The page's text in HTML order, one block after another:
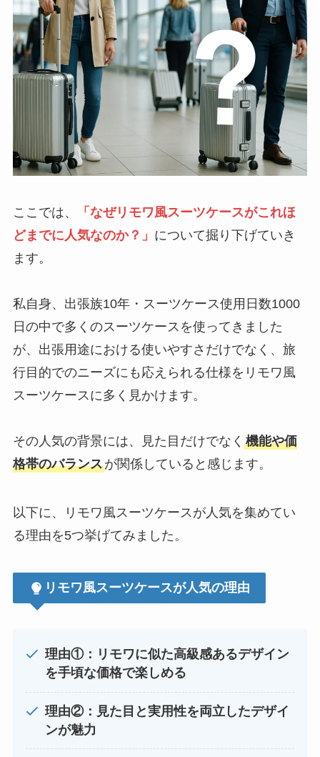
ここでは、
「なぜリモワ風スーツケースがこれほ
どまでに人気なのか？」 について掘り下げていき
ます。
私自身、出張族10年・スーツケース使用日数1000
日の中で多くのスーツケースを使ってきました
が、出張用途における使いやすさだけでなく、旅
行目的でのニーズにも応えられる仕様をリモワ風
スーツケースに多く見かけます。
その人気の背景には、見た目だけでなく 機能や価
格帯のバランスが関係していると感じます。
以下に、リモワ風スーツケースが人気を集めてい
る理由を5つ挙げてみました。
リモワ風スーツケースが人気の理由
理由①：リモワに似た高級感あるデザイン
を手頃な価格で楽しめる
理由②：見た目と実用性を両立したデザイ
ンが魅力